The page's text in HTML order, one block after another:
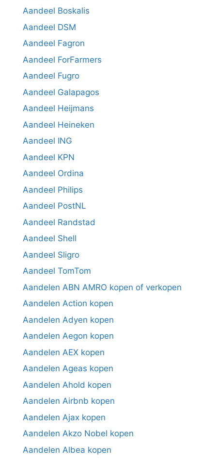
Aandeel Boskalis
Aandeel DSM
Aandeel Fagron
Aandeel ForFarmers
Aandeel Fugro
Aandeel Galapagos
Aandeel Heijmans
Aandeel Heineken
Aandeel ING
Aandeel KPN
Aandeel Ordina
Aandeel Philips
Aandeel PostNL
Aandeel Randstad
Aandeel Shell
Aandeel Sligro
Aandeel TomTom
Aandelen ABN AMRO kopen of verkopen
Aandelen Action kopen
Aandelen Adyen kopen
Aandelen Aegon kopen
Aandelen AEX kopen
Aandelen Ageas kopen
Aandelen Ahold kopen
Aandelen Airbnb kopen
Aandelen Ajax kopen
Aandelen Akzo Nobel kopen
Aandelen Albea kopen